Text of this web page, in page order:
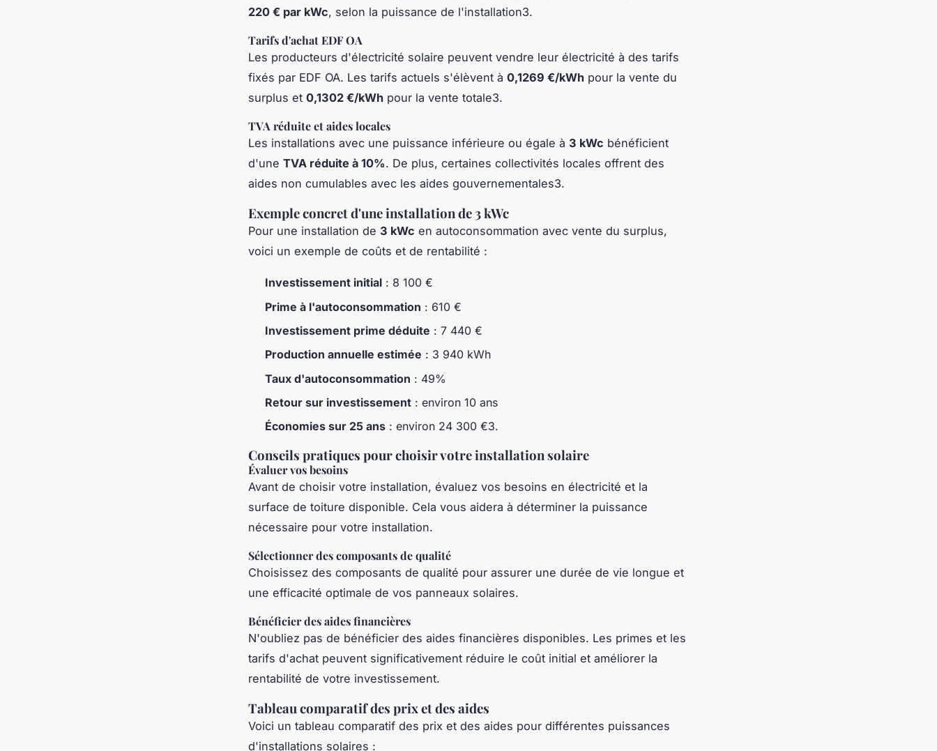
220 € par kWc, selon la puissance de l'installation3.
Tarifs d'achat EDF OA
Les producteurs d'électricité solaire peuvent vendre leur électricité à des tarifs
fixés par EDF OA. Les tarifs actuels s'élèvent à 0,1269 €/kWh pour la vente du
surplus et 0,1302 €/kWh pour la vente totale3.
TVA réduite et aides locales
Les installations avec une puissance inférieure ou égale à 3 kWc bénéficient
d'une TVA réduite à 10%. De plus, certaines collectivités locales offrent des
aides non cumulables avec les aides gouvernementales3.
Exemple concret d'une installation de 3 kWc
Pour une installation de 3 kWc en autoconsommation avec vente du surplus,
voici un exemple de coûts et de rentabilité :
Investissement initial : 8 100 €
Prime à l'autoconsommation : 610 €
Investissement prime déduite : 7 440 €
Production annuelle estimée : 3 940 kWh
Taux d'autoconsommation : 49%
Retour sur investissement : environ 10 ans
Économies sur 25 ans : environ 24 300 €3.
Conseils pratiques pour choisir votre installation solaire
Évaluer vos besoins
Avant de choisir votre installation, évaluez vos besoins en électricité et la
surface de toiture disponible. Cela vous aidera à déterminer la puissance
nécessaire pour votre installation.
Sélectionner des composants de qualité
Choisissez des composants de qualité pour assurer une durée de vie longue et
une efficacité optimale de vos panneaux solaires.
Bénéficier des aides financières
N'oubliez pas de bénéficier des aides financières disponibles. Les primes et les
tarifs d'achat peuvent significativement réduire le coût initial et améliorer la
rentabilité de votre investissement.
Tableau comparatif des prix et des aides
Voici un tableau comparatif des prix et des aides pour différentes puissances
d'installations solaires :